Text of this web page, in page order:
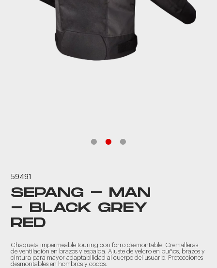
59491
SEPANG - MAN
- BLACK GREY
RED
Chaqueta impermeable touring con forro desmontable. Cremalleras
de ventilación en brazos y espalda. Ajuste de velcro en puños, brazos y
cintura para mayor adaptabilidad al cuerpo del usuario. Protecciones
desmontables en hombros y codos.